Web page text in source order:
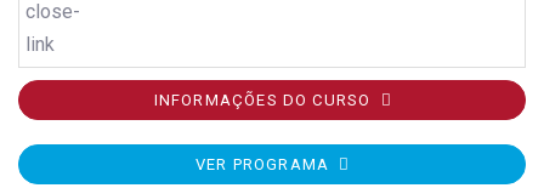
INFORMAÇÕES DO CURSO
VER PROGRAMA